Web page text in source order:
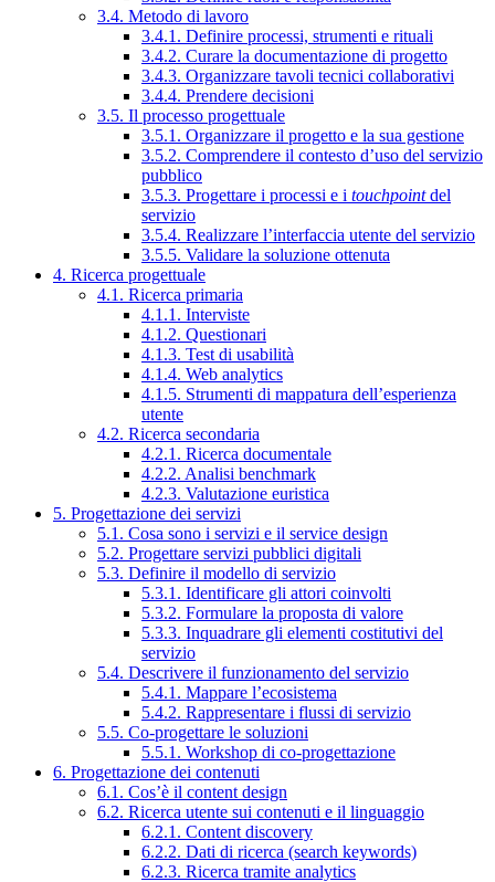
3.4. Metodo di lavoro
3.4.1. Definire processi, strumenti e rituali
3.4.2. Curare la documentazione di progetto
3.4.3. Organizzare tavoli tecnici collaborativi
3.4.4. Prendere decisioni
3.5. Il processo progettuale
3.5.1. Organizzare il progetto e la sua gestione
3.5.2. Comprendere il contesto d’uso del servizio
pubblico
3.5.3. Progettare i processi e i touchpointdel
servizio
3.5.4. Realizzare l’interfaccia utente del servizio
3.5.5. Validare la soluzione ottenuta
4. Ricerca progettuale
4.1. Ricerca primaria
4.1.1. Interviste
4.1.2. Questionari
4.1.3. Test di usabilità
4.1.4. Web analytics
4.1.5. Strumenti di mappatura dell’esperienza
utente
4.2. Ricerca secondaria
4.2.1. Ricerca documentale
4.2.2. Analisi benchmark
4.2.3. Valutazione euristica
5. Progettazione dei servizi
5.1. Cosa sono i servizi e il service design
5.2. Progettare servizi pubblici digitali
5.3. Definire il modello di servizio
5.3.1. Identificare gli attori coinvolti
5.3.2. Formulare la proposta di valore
5.3.3. Inquadrare gli elementi costitutivi del
servizio
5.4. Descrivere il funzionamento del servizio
5.4.1. Mappare l’ecosistema
5.4.2. Rappresentare i flussi di servizio
5.5. Co-progettare le soluzioni
5.5.1. Workshop di co-progettazione
6. Progettazione dei contenuti
6.1. Cos’è il content design
6.2. Ricerca utente sui contenuti e il linguaggio
6.2.1. Content discovery
6.2.2. Dati di ricerca (search keywords)
6.2.3. Ricerca tramite analytics